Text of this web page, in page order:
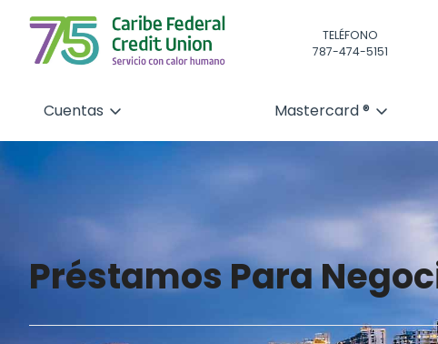
TELÉFONO
787-474-5151
Cuentas Mastercard ®
Préstamos Para